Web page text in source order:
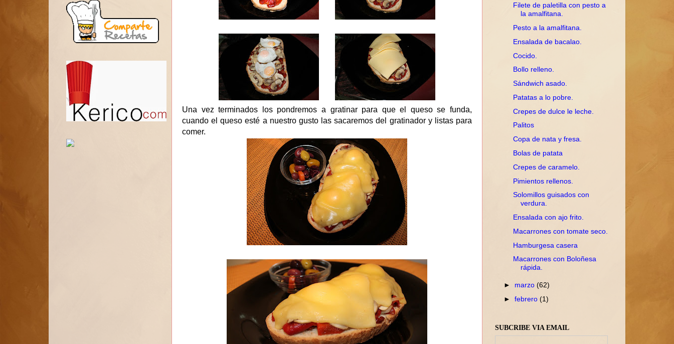
Una vez terminados los pondremos a gratinar para que el queso se funda,
cuando el queso esté a nuestro gusto las sacaremos del gratinador y listas para
comer.
Filete de paletilla con pesto a
la amalfitana.
Pesto a la amalfitana.
Ensalada de bacalao.
Cocido.
Bollo relleno.
Sándwich asado.
Patatas a lo pobre.
Crepes de dulce le leche.
Palitos
Copa de nata y fresa.
Bolas de patata
Crepes de caramelo.
Pimientos rellenos.
Solomillos guisados con
verdura.
Ensalada con ajo frito.
Macarrones con tomate seco.
Hamburgesa casera
Macarrones con Boloñesa
rápida.
► marzo(62)
►febrero(1)
SUBCRIBE VIA EMAIL